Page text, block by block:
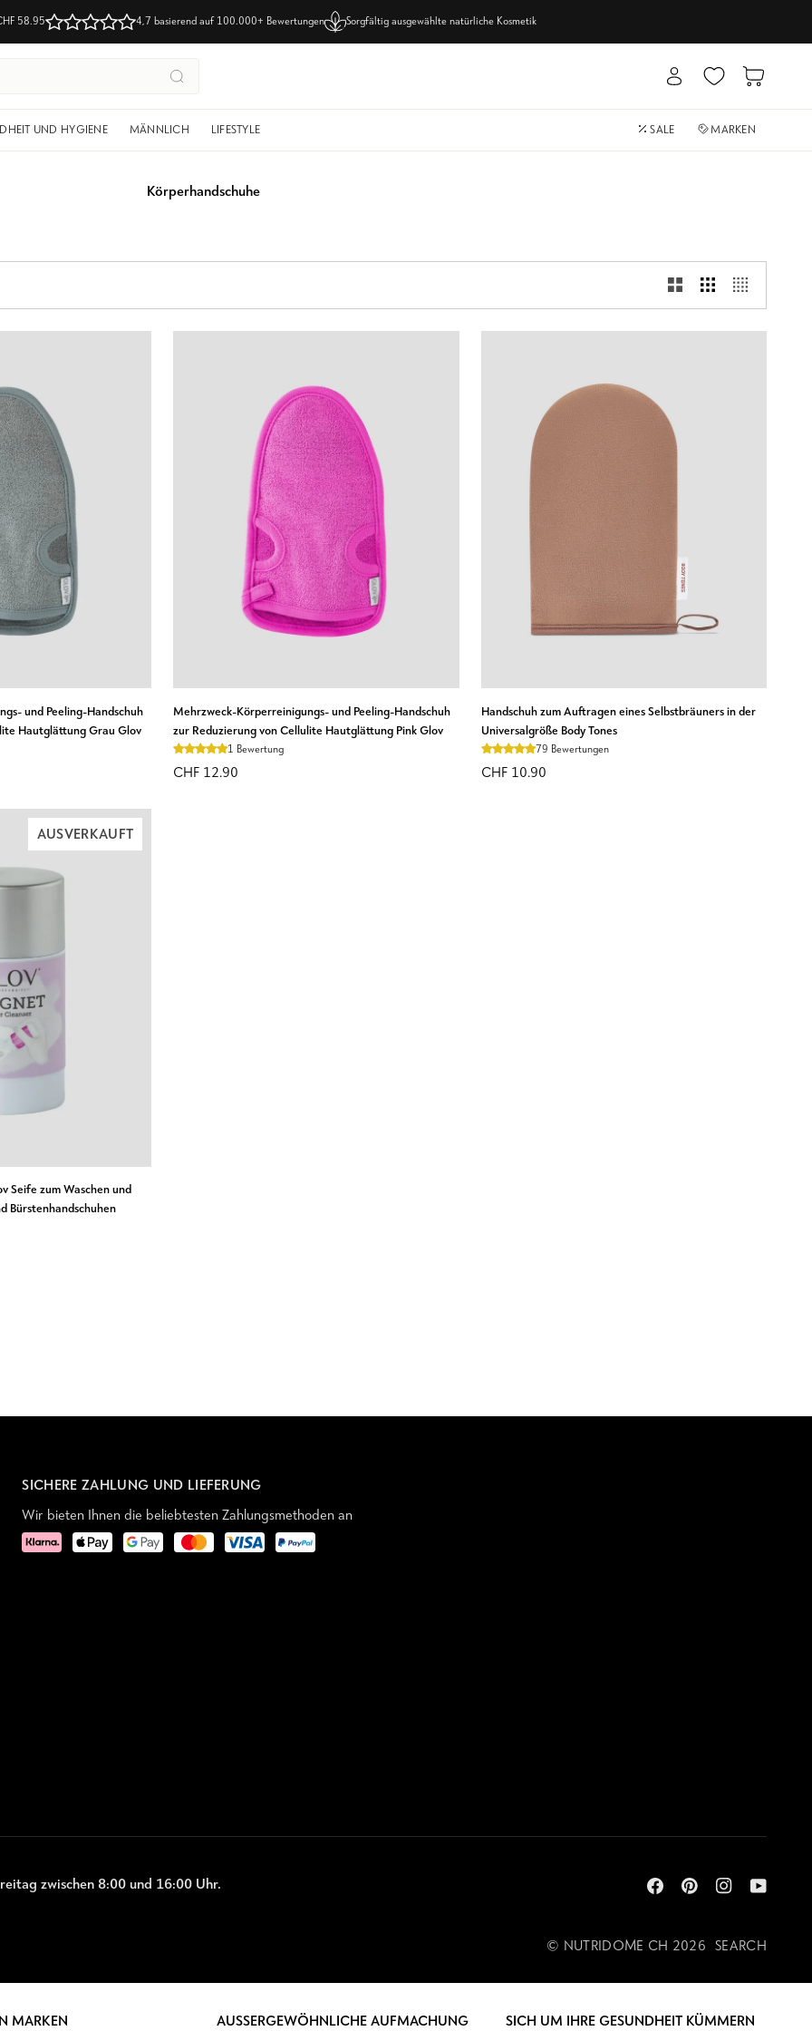
58.95 4,7 basierend auf 100.000+ Bewertungen Sorgfältig ausgewählte natürliche Kosmetik
Suchen
Mein
Account
UND HYGIENE MÄNNLICH LIFESTYLE SALE MARKEN
Körperhandschuhe
und Peeling-Handschuh
Hautglättung Grau Glov
Mehrzweck-
Körperreinigungs-
und
Peeling-
Mehrzweck-Körperreinigungs- und Peeling-Handschuh
zur Reduzierung von Cellulite Hautglättung Pink Glov
1 Bewertung
CHF 12.90
Handschuh
zum
Auftragen
eines
Handschuh zum Auftragen eines Selbstbräuners in der
Universalgröße Body Tones
79 Bewertungen
CHF 10.90
AUSVERKAUFT
Seife zum Waschen und
Bürstenhandschuhen
SICHERE ZAHLUNG UND LIEFERUNG
Wir bieten Ihnen die beliebtesten Zahlungsmethoden an
zwischen 8:00 und 16:00 Uhr.
© NUTRIDOME CH 2026 SEARCH
MARKEN AUSSERGEWÖHNLICHE AUFMACHUNG SICH UM IHRE GESUNDHEIT KÜMMERN